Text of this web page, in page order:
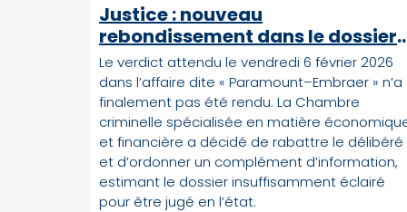
Justice : nouveau
rebondissement dans le dossier
Paramount au Mali
Le verdict attendu le vendredi 6 février 2026
dans l’affaire dite « Paramount–Embraer » n’a
finalement pas été rendu. La Chambre
criminelle spécialisée en matière
et financière a décidé de rabattre le délibéré
et d’ordonner un complément d’information,
estimant le dossier insuffisamment éclairé
pour être jugé en l’état.